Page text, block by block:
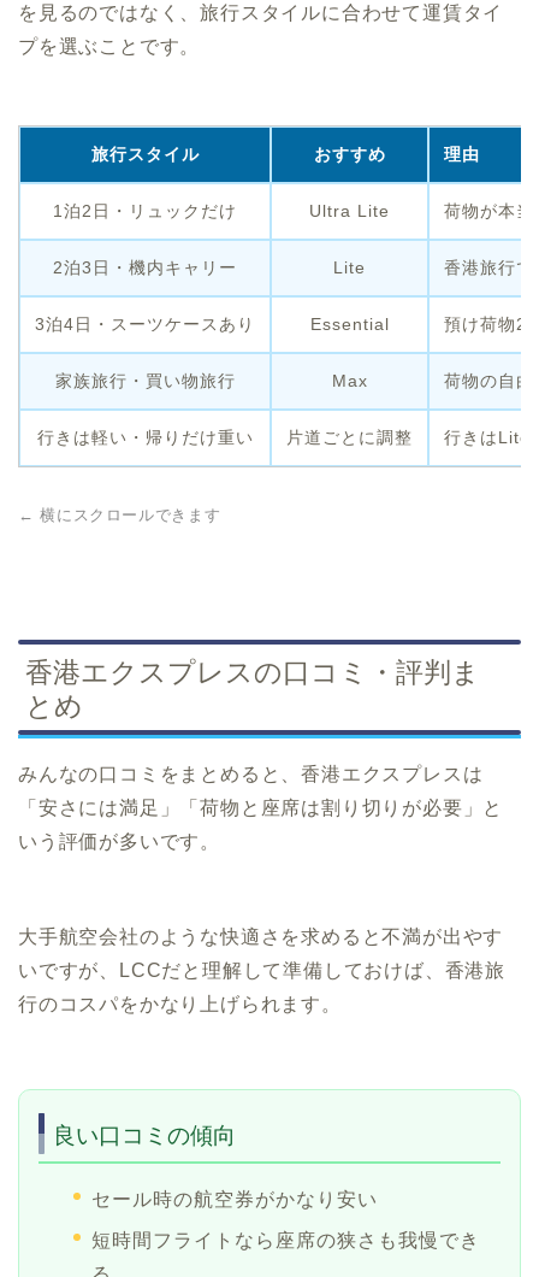
を見るのではなく、旅行スタイルに合わせて運賃タイ
プを選ぶことです。
旅行スタイル おすすめ 理由
1泊2日・リュックだけ Ultra Lite 荷物が本
2泊3日・機内キャリー Lite 香港旅行
3泊4日・スーツケースあり Essential 預け荷物
家族旅行・買い物旅行 Max 荷物の自
行きは軽い・帰りだけ重い 片道ごとに調整 行きはLite
← 横にスクロールできます
香港エクスプレスの口コミ・評判ま
とめ
みんなの口コミをまとめると、香港エクスプレスは
「安さには満足」「荷物と座席は割り切りが必要」と
いう評価が多いです。
大手航空会社のような快適さを求めると不満が出やす
いですが、LCCだと理解して準備しておけば、香港旅
行のコスパをかなり上げられます。
良い口コミの傾向
セール時の航空券がかなり安い
短時間フライトなら座席の狭さも我慢でき